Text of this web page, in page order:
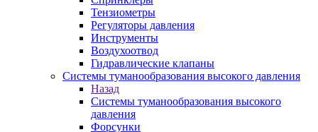
Тензиометры
Регуляторы давления
Инструменты
Воздухоотвод
Гидравлические клапаны
Системы туманообразования высокого давления
Назад
Системы туманообразования высокого
давления
Форсунки